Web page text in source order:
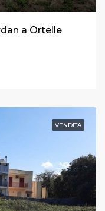
a Ortelle
VENDITA